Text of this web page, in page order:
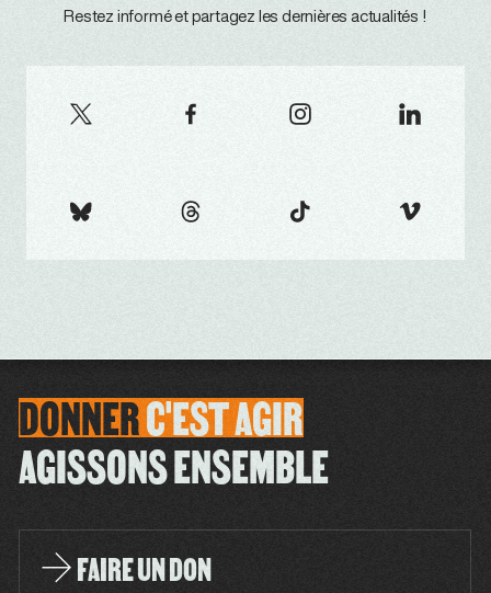
Restez informé et partagez les dernières actualités !
DONNERC'ESTAGIR
AGISSONS ENSEMBLE
FAIRE UN DON